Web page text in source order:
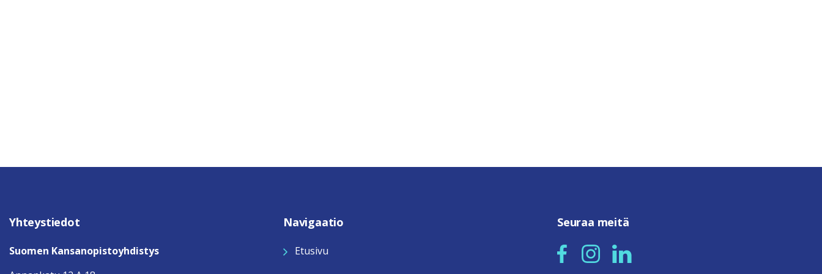
Yhteystiedot
Suomen Kansanopistoyhdistys
Navigaatio
Etusivu
Seuraa meitä